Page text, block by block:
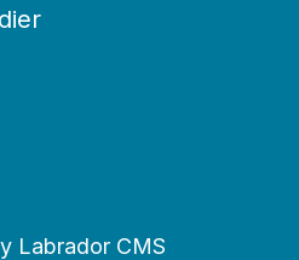
Labrador CMS